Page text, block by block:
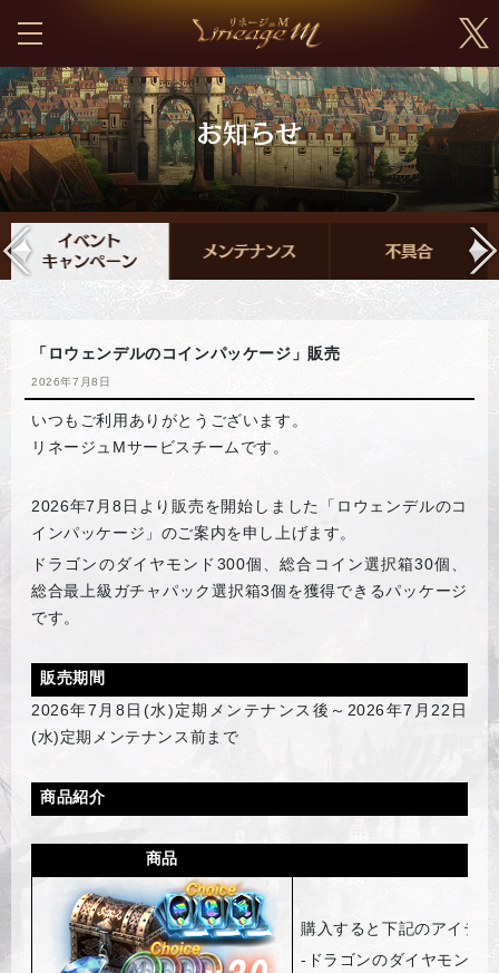
「ロウェンデルのコインパッケージ」販売
2026年7月8日
いつもご利用ありがとうございます。
リネージュMサービスチームです。
2026年7月8日より販売を開始しました「ロウェンデルのコ
インパッケージ」のご案内を申し上げます。
ドラゴンのダイヤモンド300個、総合コイン選択箱30個、
総合最上級ガチャパック選択箱3個を獲得できるパッケージ
です。
販売期間
2026年7月8日(水)定期メンテナンス後～2026年7月22日
(水)定期メンテナンス前まで
商品紹介
商品
購入すると下記のアイテ
- ドラゴンのダイヤモンド